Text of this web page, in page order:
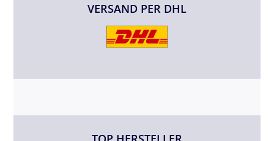
VERSAND PER DHL